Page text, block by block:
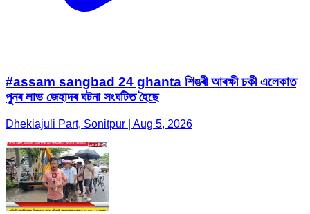
#assam sangbad 24 ghanta শিঙৰী আৰক্ষী চকী এলেকাত
পুনৰ লাভ জেহাদৰ ঘটনা সংঘটিত হৈছে
Dhekiajuli Part, Sonitpur | Aug 5, 2026